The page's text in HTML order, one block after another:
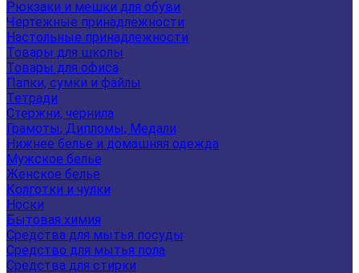
Рюкзаки и мешки для обуви
Чертежные принадлежности
Настольные принадлежности
Товары для школы
Товары для офиса
Папки, сумки и файлы
Тетради
Стержни, чернила
Грамоты, Дипломы, Медали
Нижнее белье и домашняя одежда
Мужское белье
Женское белье
Колготки и чулки
Носки
Бытовая химия
Средства для мытья посуды
Средство для мытья пола
Средства для стирки